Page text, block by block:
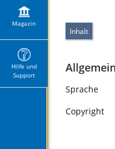
Magazin
Hilfe und
Support
Inhalt
Allgemein
Sprache
Copyright